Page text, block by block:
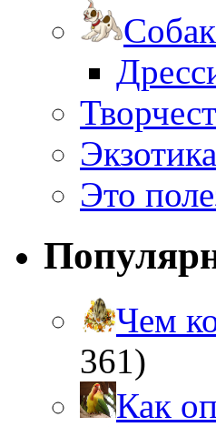
Экзотика
Это
Чем
361)
Как